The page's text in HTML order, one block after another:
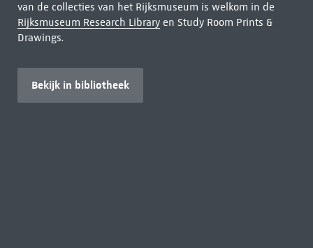
van de collecties van het Rijksmuseum is welkom in de
Rijksmuseum Research Libraryen Study Room Prints &
Drawings.
Bekijk in bibliotheek